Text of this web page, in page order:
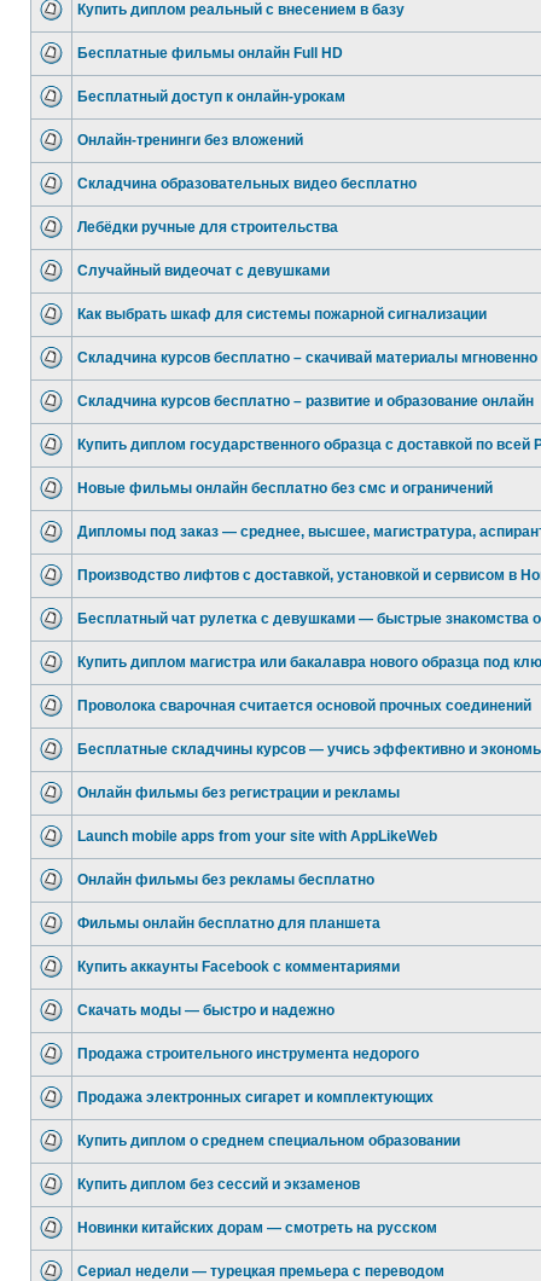
Купить диплом реальный с внесением в базу
Бесплатные фильмы онлайн Full HD
Бесплатный доступ к онлайн-урокам
Онлайн-тренинги без вложений
Складчина образовательных видео бесплатно
Лебёдки ручные для строительства
Случайный видеочат с девушками
Как выбрать шкаф для системы пожарной сигнализации
Складчина курсов бесплатно – скачивай материалы мгновенно
Складчина курсов бесплатно – развитие и образование онлайн
Купить диплом государственного образца с доставкой по всей
Новые фильмы онлайн бесплатно без смс и ограничений
Дипломы под заказ — среднее, высшее, магистратура,
Производство лифтов с доставкой, установкой и сервисом в
Бесплатный чат рулетка с девушками — быстрые знакомства
Купить диплом магистра или бакалавра нового образца под
Проволока сварочная считается основой прочных соединений
Бесплатные складчины курсов — учись эффективно и
Онлайн фильмы без регистрации и рекламы
Launch mobile apps from your site with AppLikeWeb
Онлайн фильмы без рекламы бесплатно
Фильмы онлайн бесплатно для планшета
Купить аккаунты Facebook с комментариями
Скачать моды — быстро и надежно
Продажа строительного инструмента недорого
Продажа электронных сигарет и комплектующих
Купить диплом о среднем специальном образовании
Купить диплом без сессий и экзаменов
Новинки китайских дорам — смотреть на русском
Сериал недели — турецкая премьера с переводом